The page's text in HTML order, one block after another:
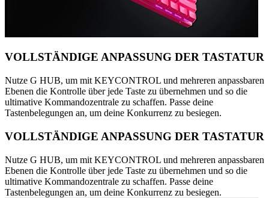
VOLLSTÄNDIGE ANPASSUNG DER TASTATUR
Nutze G HUB, um mit KEYCONTROL und mehreren anpassbaren
Ebenen die Kontrolle über jede Taste zu übernehmen und so die
ultimative Kommandozentrale zu schaffen. Passe deine
Tastenbelegungen an, um deine Konkurrenz zu besiegen.
VOLLSTÄNDIGE ANPASSUNG DER TASTATUR
Nutze G HUB, um mit KEYCONTROL und mehreren anpassbaren
Ebenen die Kontrolle über jede Taste zu übernehmen und so die
ultimative Kommandozentrale zu schaffen. Passe deine
Tastenbelegungen an, um deine Konkurrenz zu besiegen.